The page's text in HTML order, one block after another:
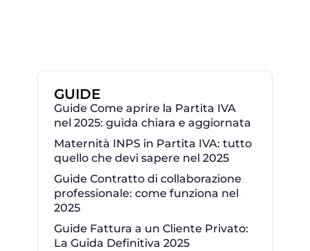
GUIDE
Guide Come aprire la Partita IVA
nel 2025: guida chiara e aggiornata
Maternità INPS in Partita IVA: tutto
quello che devi sapere nel 2025
Guide Contratto di collaborazione
professionale: come funziona nel
2025
Guide Fattura a un Cliente Privato:
La Guida Definitiva 2025